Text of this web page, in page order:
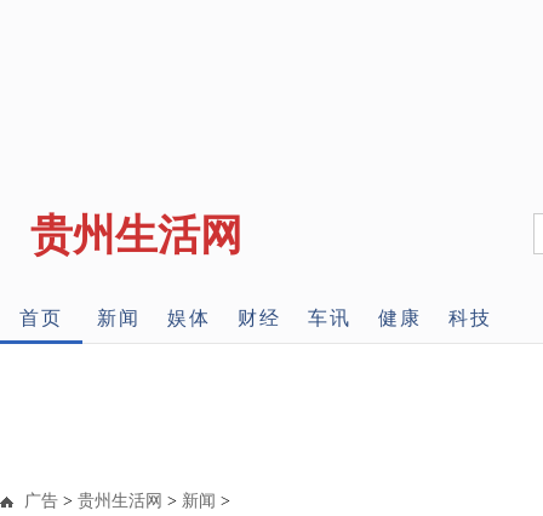
贵州生活网
首页 新闻 娱体 财经 车讯 健康 科技
广告 > 贵州生活网 > 新闻 >